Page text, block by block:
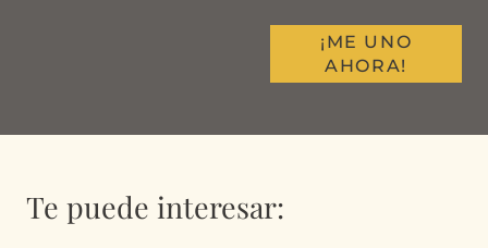
¡ME UNO
AHORA!
Te puede interesar: